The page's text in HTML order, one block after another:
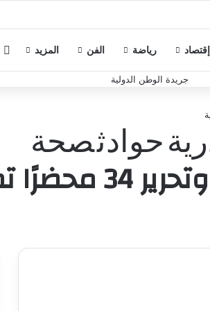
إقتصاد رياضة الفن المزيد
حوادثصحة